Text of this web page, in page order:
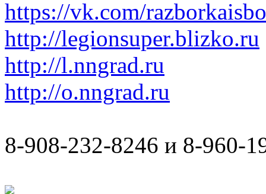
https://vk.com/
http://legionsuper.blizko.ru
http://l.nngrad.ru
http://o.nngrad.ru
8-908-232-8246 и 8-960-